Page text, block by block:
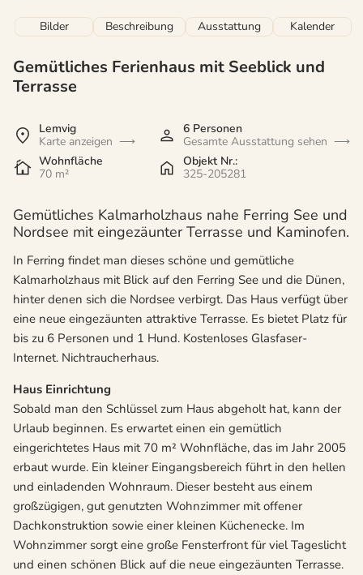
Bilder Beschreibung Ausstattung Kalender
Gemütliches Ferienhaus mit Seeblick und
Terrasse
Lemvig
Karte anzeigen
6 Personen
Gesamte Ausstattung sehen
Wohnfläche
70 m²
Objekt Nr.:
325-205281
Gemütliches Kalmarholzhaus nahe Ferring See und
Nordsee mit eingezäunter Terrasse und Kaminofen.
In Ferring findet man dieses schöne und gemütliche
Kalmarholzhaus mit Blick auf den Ferring See und die Dünen,
hinter denen sich die Nordsee verbirgt. Das Haus verfügt über
eine neue eingezäunten attraktive Terrasse. Es bietet Platz für
bis zu 6 Personen und 1 Hund. Kostenloses Glasfaser-
Internet. Nichtraucherhaus.
Haus Einrichtung
Sobald man den Schlüssel zum Haus abgeholt hat, kann der
Urlaub beginnen. Es erwartet einen ein gemütlich
eingerichtetes Haus mit 70 m² Wohnfläche, das im Jahr 2005
erbaut wurde. Ein kleiner Eingangsbereich führt in den hellen
und einladenden Wohnraum. Dieser besteht aus einem
großzügigen, gut genutzten Wohnzimmer mit offener
Dachkonstruktion sowie einer kleinen Küchenecke. Im
Wohnzimmer sorgt eine große Fensterfront für viel Tageslicht
und einen schönen Blick auf die neue eingezäunten Terrasse.